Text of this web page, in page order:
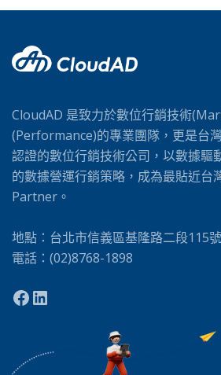
n
a
v
e
:
CloudAD 是致力於數位行銷技術
(Performance)的專業團隊，更是台
認證的數位行銷技術公司，以數據驅
的數據營運行銷策略，成為最貼近台
Partner。
地點：台北市信義區基隆路二段115
電話：(02)8768-1898